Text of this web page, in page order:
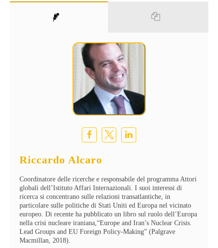
Riccardo Alcaro
Coordinatore delle ricerche e responsabile del programma Attori
globali dell’Istituto Affari Internazionali. I suoi interessi di
ricerca si concentrano sulle relazioni transatlantiche, in
particolare sulle politiche di Stati Uniti ed Europa nel vicinato
europeo. Di recente ha pubblicato un libro sul ruolo dell’Europa
nella crisi nucleare iraniana,“Europe and Iran’s Nuclear Crisis.
Lead Groups and EU Foreign Policy-Making” (Palgrave
Macmillan, 2018).